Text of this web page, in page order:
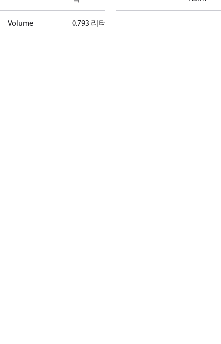
Volume 0.793 리터